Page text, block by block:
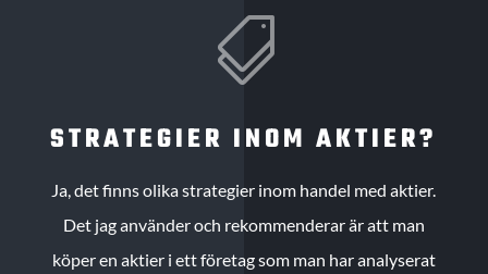

STRATEGIER INOM AKTIER?
Ja, det finns olika strategier inom handel med aktier.
Det jag använder och rekommenderar är att man
köper en aktier i ett företag som man har analyserat